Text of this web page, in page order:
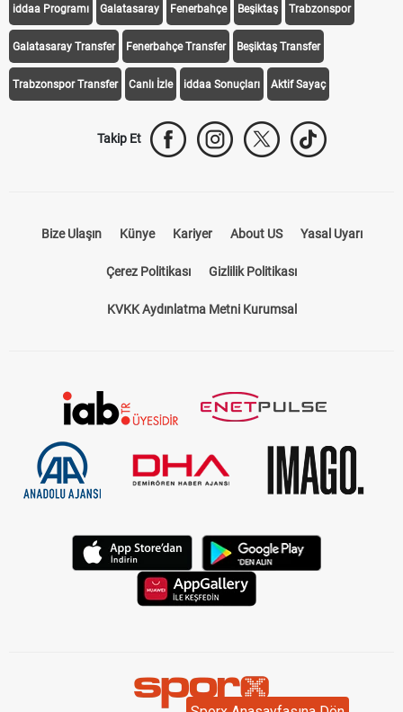
iddaa Programı Galatasaray Fenerbahçe Beşiktaş Trabzonspor
Galatasaray Transfer Fenerbahçe Transfer Beşiktaş Transfer
Trabzonspor Transfer Canlı İzle iddaa Sonuçları Aktif Sayaç
Takip Et
Bize Ulaşın Künye Kariyer About US Yasal Uyarı
Çerez Politikası Gizlilik Politikası
KVKK Aydınlatma Metni Kurumsal